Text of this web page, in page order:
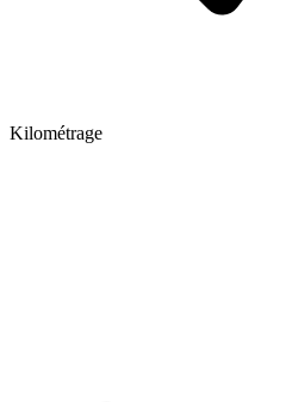
Kilométrage